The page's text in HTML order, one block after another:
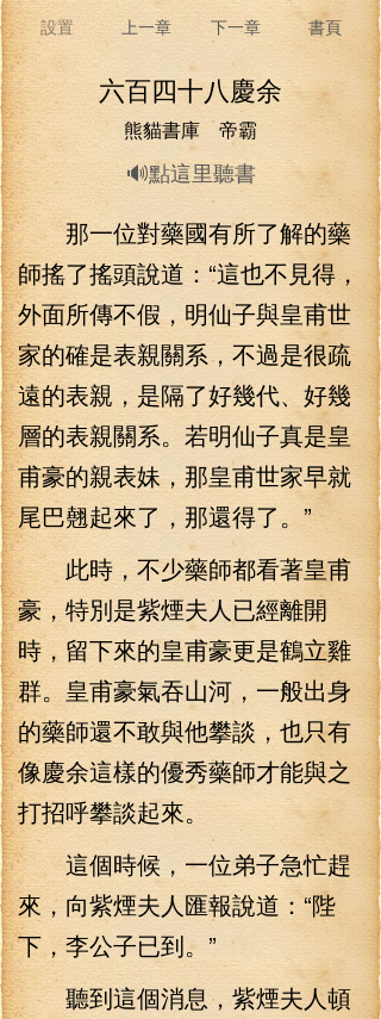
設置 上一章 下一章 書頁
六百四十八慶余
熊貓書庫 帝霸
🔊點這里聽書
那一位對藥國有所了解的藥
師搖了搖頭說道：“這也不見得，
外面所傳不假，明仙子與皇甫世
家的確是表親關系，不過是很疏
遠的表親，是隔了好幾代、好幾
層的表親關系。若明仙子真是皇
甫豪的親表妹，那皇甫世家早就
尾巴翹起來了，那還得了。”
此時，不少藥師都看著皇甫
豪，特別是紫煙夫人已經離開
時，留下來的皇甫豪更是鶴立雞
群。皇甫豪氣吞山河，一般出身
的藥師還不敢與他攀談，也只有
像慶余這樣的優秀藥師才能與之
打招呼攀談起來。
這個時候，一位弟子急忙趕
來，向紫煙夫人匯報說道：“陛
下，李公子已到。”
聽到這個消息，紫煙夫人頓